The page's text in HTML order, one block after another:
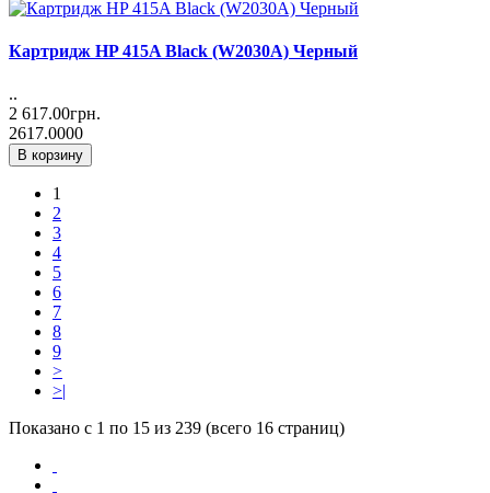
Картридж HP 415A Black (W2030A) Черный
..
2 617.00грн.
2617.0000
В корзину
1
2
3
4
5
6
7
8
9
>
>|
Показано с 1 по 15 из 239 (всего 16 страниц)